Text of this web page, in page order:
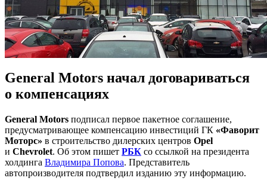
General Motors начал договариваться
о компенсациях
General Motors подписал первое пакетное соглашение,
предусматривающее компенсацию инвестиций ГК «Фаворит
Моторс» в строительство дилерских центров Opel
и Chevrolet. Об этом пишет РБК со ссылкой на президента
холдинга Владимира Попова. Представитель
автопроизводителя подтвердил изданию эту информацию.